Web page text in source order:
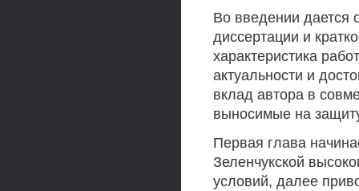
Во введении дается
диссертации и
характеристика
актуальности и
вклад автора в
выносимые на
Первая глава
Зеленчукской
условий, далее